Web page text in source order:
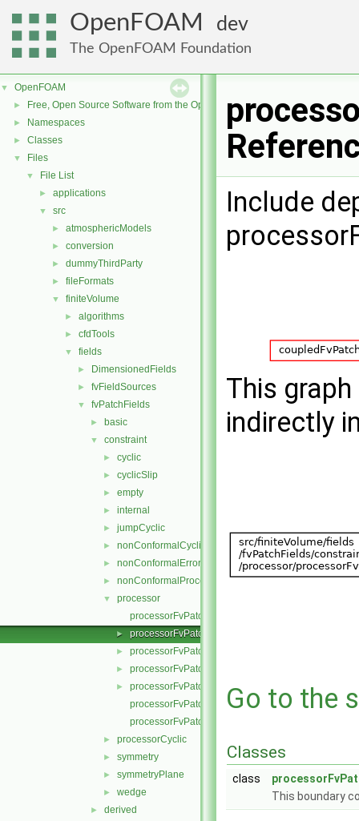
OpenFOAM dev
The OpenFOAM Foundation
▼ OpenFOAM
► Free, Open Source Software from the OpenFOAM Foundation
► Namespaces
► Classes
▼ Files
▼ File List
► applications
▼ src
► atmosphericModels
► conversion
► dummyThirdParty
► fileFormats
▼ finiteVolume
► algorithms
► cfdTools
▼ fields
► DimensionedFields
► fvFieldSources
▼ fvPatchFields
► basic
▼ constraint
► cyclic
► cyclicSlip
► empty
► internal
► jumpCyclic
► nonConformalCyclic
► nonConformalError
► nonConformalProcessorCyclic
▼
processor
processorFvPatchField.C
► processorFvPatchField.H
► processorFvPatchFields.C
► processorFvPatchFields.H
►
processorFvPatchFieldsFwd.H
processorFvPatchScalarField.C
processorFvPatchScalarField.H
► processorCyclic
► symmetry
► symmetryPlane
► wedge
► derived
Include
This
indirectly
Go to the
Classes
class
This boundary